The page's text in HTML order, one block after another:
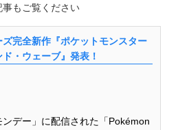
もご覧ください
ズ完全新作『ポケットモンスター
ド・ウェーブ』発表！
デー」に配信された「Pokémon